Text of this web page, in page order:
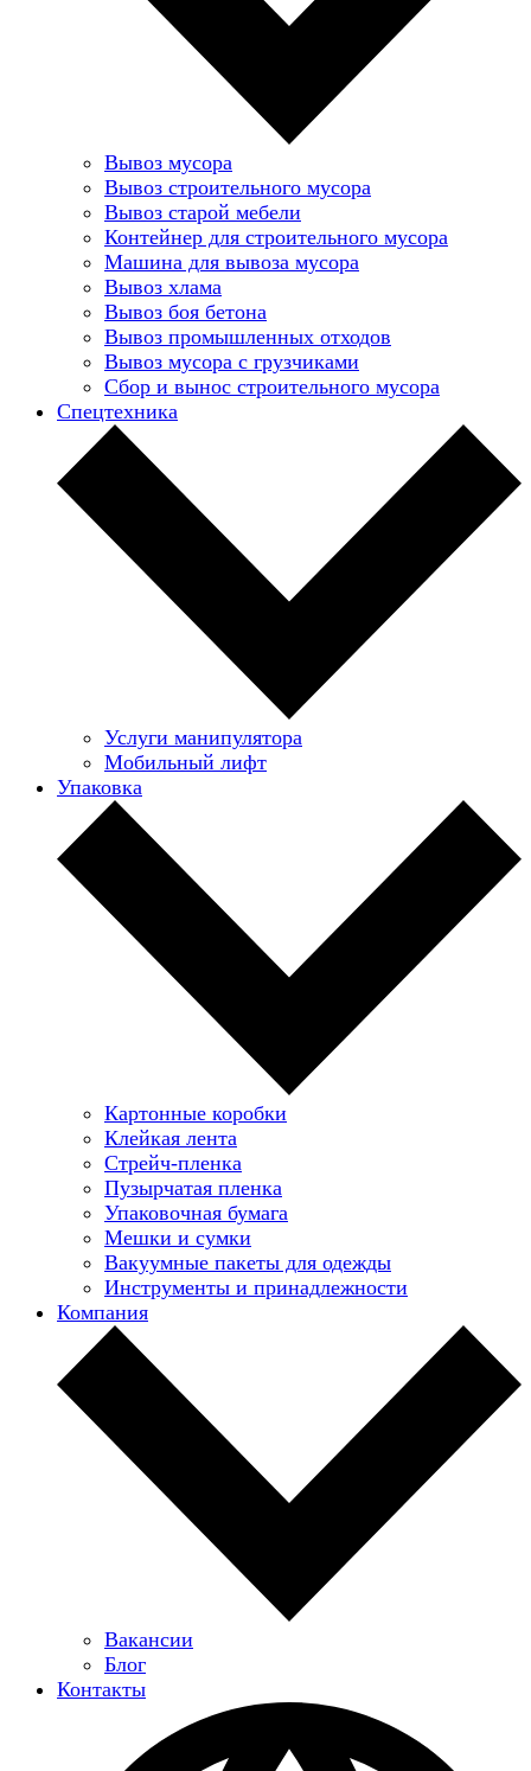
Вывоз мусора
Вывоз строительного мусора
Вывоз старой мебели
Контейнер для строительного мусора
Машина для вывоза мусора
Вывоз хлама
Вывоз боя бетона
Вывоз промышленных отходов
Вывоз мусора с грузчиками
Сбор и вынос строительного мусора
Спецтехника
Услуги манипулятора
Мобильный лифт
Упаковка
Картонные коробки
Клейкая лента
Стрейч-пленка
Пузырчатая пленка
Упаковочная бумага
Мешки и сумки
Вакуумные пакеты для одежды
Инструменты и принадлежности
Компания
Вакансии
Блог
Контакты